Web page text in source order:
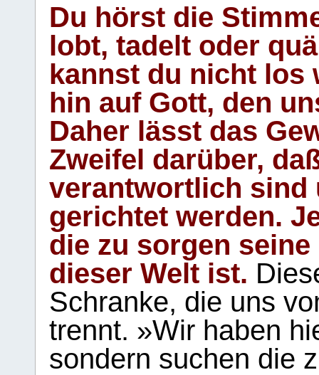
Du hörst die
lobt, tadelt oder
kannst du nicht los
hin auf Gott, den
Daher lässt das
Zweifel darüber,
verantwortlich sind
gerichtet werden.
die zu sorgen
dieser Welt ist.
Schranke, die uns
trennt. »Wir haben
sondern suchen die